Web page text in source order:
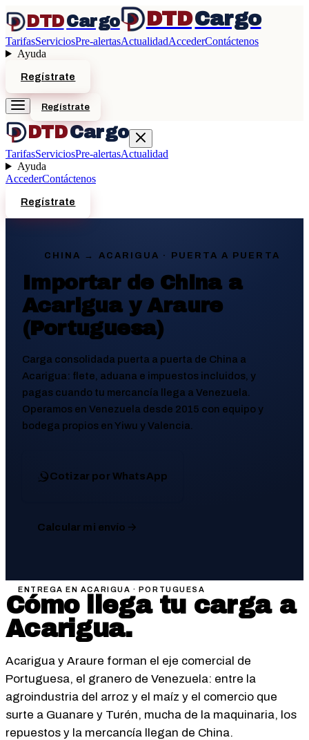
DTDCargo DTDCargo
TarifasServiciosPre-alertasActualidadAccederContáctenos
Ayuda
Regístrate
Regístrate
DTDCargo
TarifasServiciosPre-alertasActualidad
Ayuda
AccederContáctenos
Regístrate
CHINA → ACARIGUA · PUERTA A PUERTA
Importar de China a
Acarigua y Araure
(Portuguesa)
Carga consolidada puerta a puerta de China a
Acarigua: flete, aduana e impuestos incluidos, y
pagas cuando tu mercancía llega a Venezuela.
Operamos en Venezuela desde 2015 con equipo y
bodega propios en Yiwu y Valencia.
Cotizar por WhatsApp
Calcular mi envío
ENTREGA EN ACARIGUA · PORTUGUESA
Cómo llega tu carga a
Acarigua.
Acarigua y Araure forman el eje comercial de
Portuguesa, el granero de Venezuela: entre la
agroindustria del arroz y el maíz y el comercio que
surte a Guanare y Turén, mucha de la maquinaria, los
repuestos y la mercancía llegan de China.